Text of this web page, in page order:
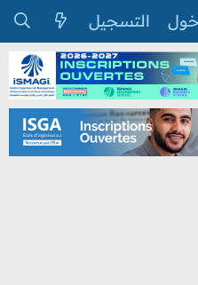
التسجيل